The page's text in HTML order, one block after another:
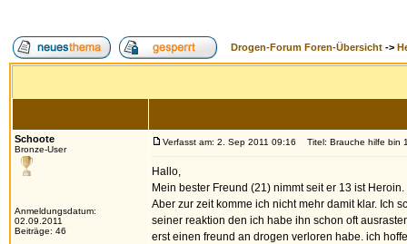
Drogen-Forum Foren-Übersicht ->
Schoote
Bronze-User
Anmeldungsdatum:
02.09.2011
Beiträge: 46
Verfasst am: 2. Sep 2011 09:16 Titel: Brauche hilfe bin
Hallo,
Mein bester Freund (21) nimmt seit er 13 ist
Aber zur zeit komme ich nicht mehr damit klar. Ich
seiner reaktion den ich habe ihn schon oft
erst einen freund an drogen verloren habe. ich